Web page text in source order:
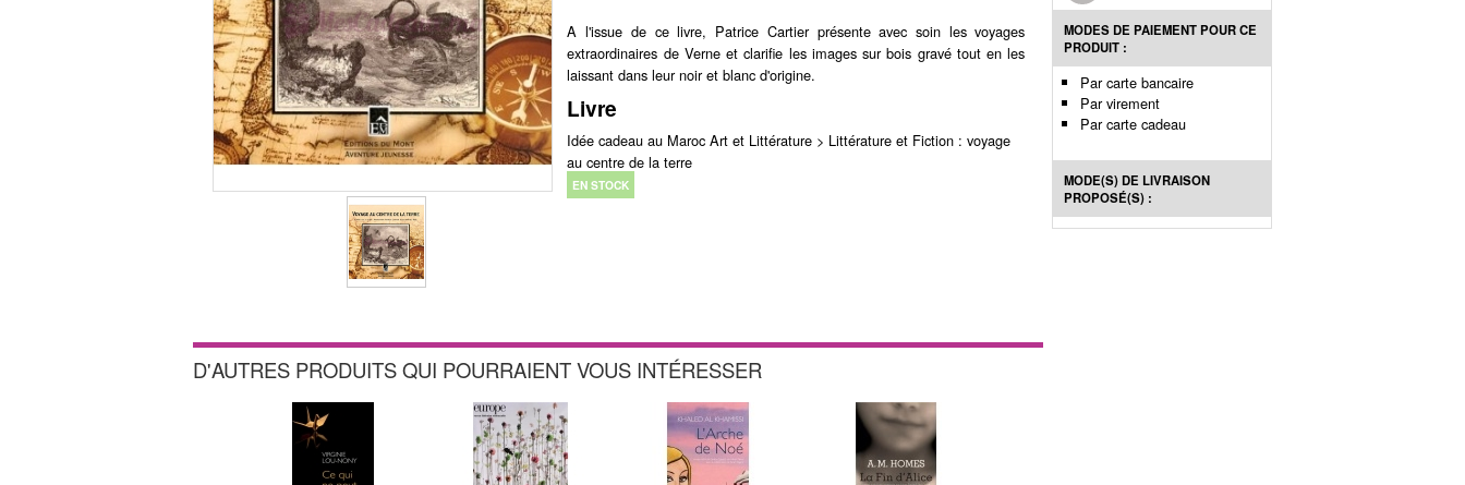
A l'issue de ce livre, Patrice Cartier présente avec soin les voyages
extraordinaires de Verne et clarifie les images sur bois gravé tout en les
laissant dans leur noir et blanc d'origine.
Livre
Idée cadeau au Maroc Art et Littérature > Littérature et Fiction : voyage
au centre de la terre
EN STOCK
D'AUTRES PRODUITS QUI POURRAIENT VOUS INTÉRESSER
MODES DE PAIEMENT POUR CE
PRODUIT :
Par carte bancaire
Par virement
Par carte cadeau
MODE(S) DE LIVRAISON
PROPOSÉ(S) :